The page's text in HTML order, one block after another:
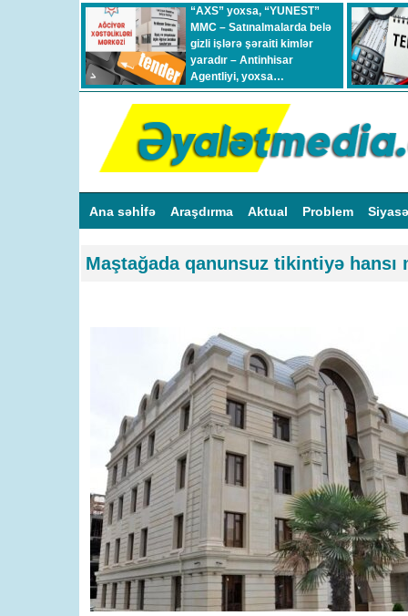
“AXS” yoxsa, “YUNEST”
MMC – Satınalmalarda belə
gizli işlərə şəraiti kimlər
yaradır – Antinhisar
Agentliyi, yoxsa…
Ana səhİfə Araşdırma Aktual Problem
Maştağada qanunsuz tikintiyə